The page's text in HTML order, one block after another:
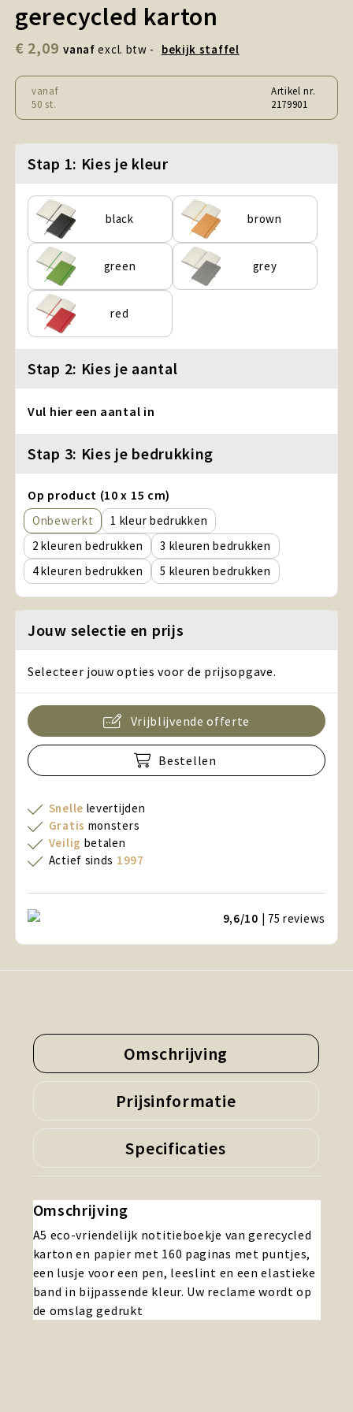
Snoepgoed en Koek
Sport, Spel en Speelgoed
Strand en Zomer
Technologie
Tassen
Textiel, Kleding en Caps
Wijngeschenken
gerecycled karton
€ 2,09 vanaf excl. btw - bekijk staffel
vanaf
50 st.
Artikel nr.
2179901
Stap 1: Kies je kleur
black brown
green grey
red
Stap 2: Kies je aantal
Vul hier een aantal in
Stap 3: Kies je bedrukking
Op product (10 x 15 cm)
Onbewerkt
1
2
3
4
5
Jouw selectie en prijs
Selecteer jouw opties voor de prijsopgave.
Vrijblijvende offerte
Bestellen
Snelle levertijden
Gratis monsters
Veilig betalen
Actief sinds 1997
9,6/10 | 75reviews
Omschrijving
Prijsinformatie
Specificaties
Omschrijving
A5 eco-vriendelijk notitieboekje van gerecycled
karton en papier met 160 paginas met puntjes,
een lusje voor een pen, leeslint en een elastieke
band in bijpassende kleur. Uw reclame wordt op
de omslag gedrukt